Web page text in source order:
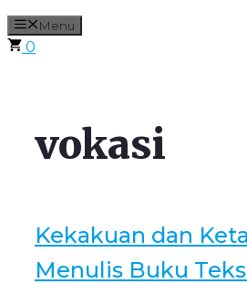
Menu
0
vokasi
Kekakuan dan
Menulis Buku